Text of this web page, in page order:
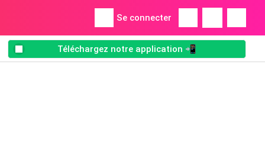
Se connecter
Téléchargez notre application 📲